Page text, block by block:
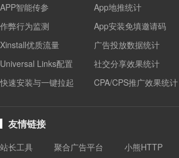
APP智能传参
作弊行为监测
Xinstall优质流量
Universal Links配置
快速安装与一键拉起
App地推统计
App安装免填邀请码
广告投放数据统计
社交分享效果统计
CPA/CPS推广效果统计
友情链接
站长工具 聚合广告平台 小熊HTTP